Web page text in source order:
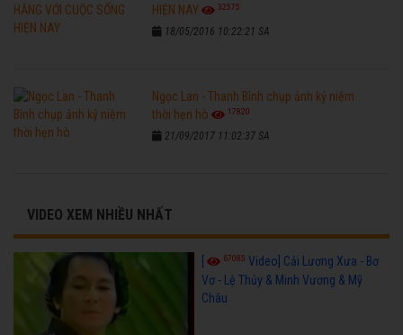
HIỆN NAY
32575
18/05/2016 10:22:21 SA
Ngọc Lan - Thanh Bình chụp ảnh kỷ niệm
thời hẹn hò
17820
21/09/2017 11:02:37 SA
VIDEO XEM NHIỀU NHẤT
[ 67085 Video] Cải Lương Xưa - Bơ
Vơ - Lệ Thủy & Minh Vương & Mỹ
Châu